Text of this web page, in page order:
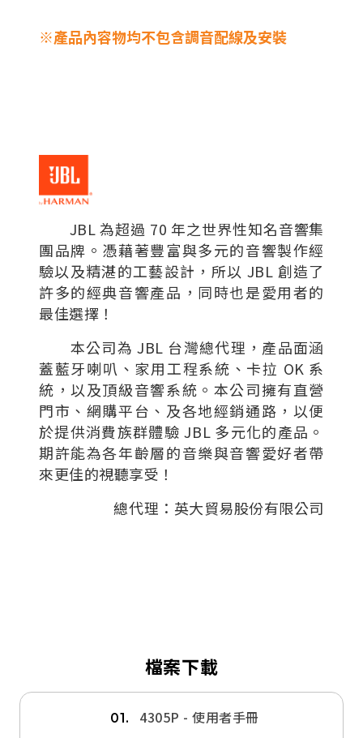
※產品內容物均不包含調音配線及安裝
JBL 為超過 70 年之世界性知名音響集
團品牌。憑藉著豐富與多元的音響製作經
驗以及精湛的工藝設計，所以 JBL 創造了
許多的經典音響產品，同時也是愛用者的
最佳選擇！
本公司為 JBL 台灣總代理，產品面涵
蓋藍牙喇叭、家用工程系統、卡拉 OK 系
統，以及頂級音響系統。本公司擁有直營
門市、網購平台、及各地經銷通路，以便
於提供消費族群體驗 JBL 多元化的產品。
期許能為各年齡層的音樂與音響愛好者帶
來更佳的視聽享受！
總代理：英大貿易股份有限公司
檔案下載
01.
4305P - 使用者手冊